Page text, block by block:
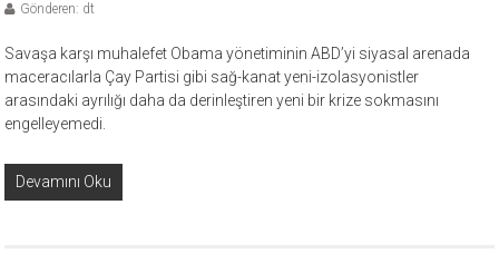
Gönderen: dt
Savaşa karşı muhalefet Obama yönetiminin ABD’yi siyasal arenada
maceracılarla Çay Partisi gibi sağ-kanat yeni-izolasyonistler
arasındaki ayrılığı daha da derinleştiren yeni bir krize sokmasını
engelleyemedi.
Devamını Oku